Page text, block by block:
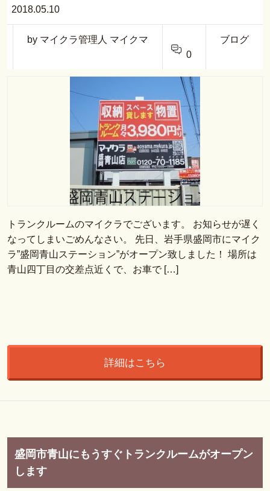
2018.05.10
by マイクラ管理人 マイクマ
0
ブログ
トランクルームのマイクラでございます。 お知らせが遅く
なってしまいごめんなさい。 先日、岩手県盛岡市にマイク
ラ”盛岡青山ステーション”がオープン致しました！ 場所は
青山四丁目の交差点近くで、お車で […]
詳細はこちら
盛岡市青山にもうすぐトランクルームがオープン
します